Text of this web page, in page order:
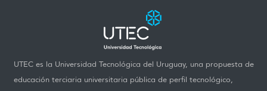
UTEC es la Universidad Tecnológica del Uruguay, una propuesta de
educación terciaria universitaria pública de perfil tecnológico,